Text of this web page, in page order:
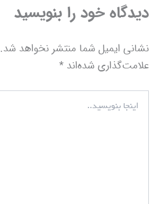
دیدگاه‌ خود را بنویسید
نشانی ایمیل شما منتشر نخواهد شد.
علامت‌گذاری شده‌اند *
بنویسید..